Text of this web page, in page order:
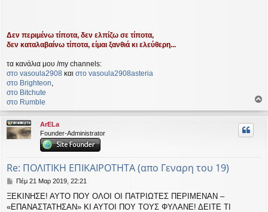
Δεν περιμένω τίποτα, δεν ελπίζω σε τίποτα,
δεν καταλαβαίνω τίποτα, είμαι ξανθιά κι ελεύθερη...
τα κανάλια μου /my channels:
στο vasoula2908 και στο vasoula2908asteria
στο Βrighteon,
στο Bitchute
στο Rumble
ο
ρ
ArELa
Founder-Administrator
Re: ΠΟΛΙΤΙΚΗ ΕΠΙΚΑΙΡΟΤΗΤΑ (απο Γεναρη του 19)
Δ
μ
ο
Πέμ 21 Μαρ 2019, 22:21
ΞΕΚΙΝΗΣΕ! ΑΥΤΟ ΠΟΥ ΟΛΟΙ ΟΙ ΠΑΤΡΙΩΤΕΣ ΠΕΡΙΜΕΝΑΝ –
«ΕΠΑΝΑΣΤΑΤΗΣΑΝ» ΚΙ ΑΥΤΟΙ ΠΟΥ ΤΟΥΣ ΦΥΛΑΝΕ! ΔΕΙΤΕ ΤΙ